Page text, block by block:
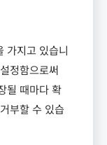
가지고 있습니
정함으로써
될 때마다 확
부할 수 있습